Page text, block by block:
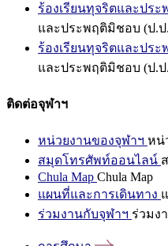
ร้องเรียนทุจริตและปร
และประพฤติมิชอบ (ป.ป
ร้องเรียนทุจริตและปร
และประพฤติมิชอบ (ป.ป
ติดต่อจุฬาฯ
หน่วยงานของจุฬาฯ หน่
สมุดโทรศัพท์ออนไลน์
Chula Map Chula Map
แผนที่และการเดินทาง
ร่วมงานกับจุฬาฯ ร่วมง